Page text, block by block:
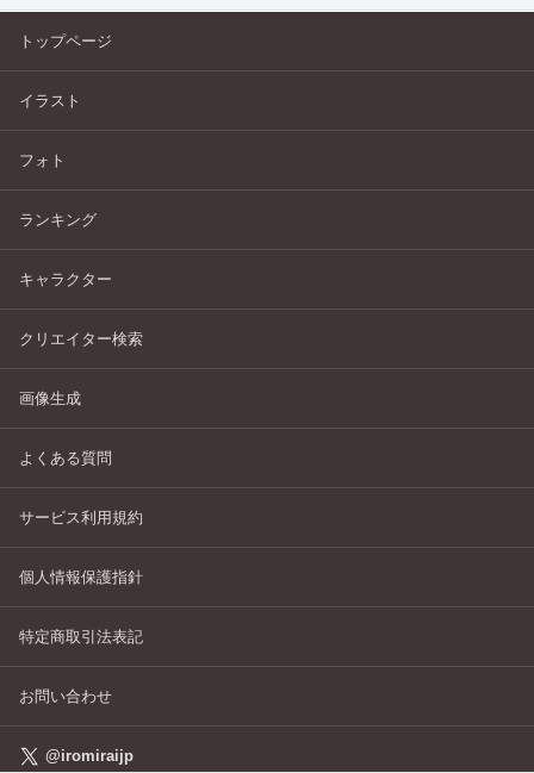
トップページ
イラスト
フォト
ランキング
キャラクター
クリエイター検索
画像生成
よくある質問
サービス利用規約
個人情報保護指針
特定商取引法表記
お問い合わせ
@iromiraijp